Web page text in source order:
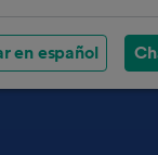
en español